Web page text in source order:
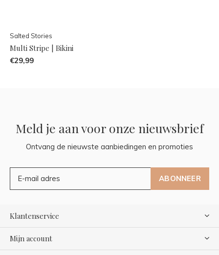
Salted Stories
Multi Stripe | Bikini
€29,99
Meld je aan voor onze nieuwsbrief
Ontvang de nieuwste aanbiedingen en promoties
ABONNEER
Klantenservice
Mijn account